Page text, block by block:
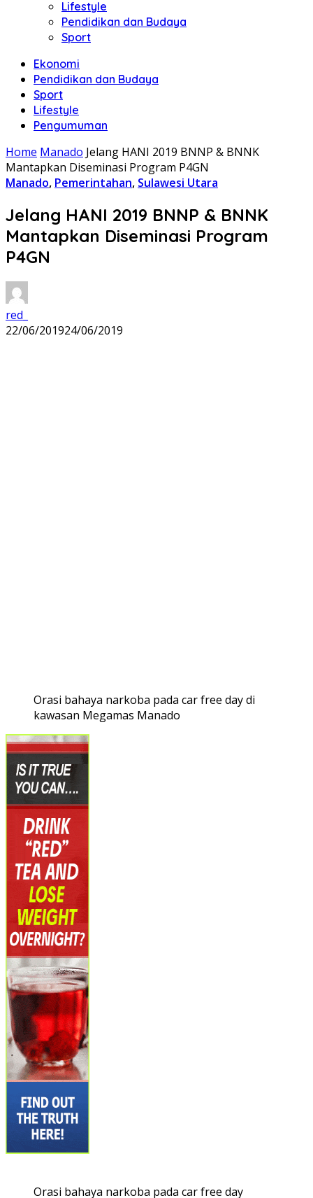
Lifestyle
Pendidikan dan Budaya
Sport
Ekonomi
Pendidikan dan Budaya
Sport
Lifestyle
Pengumuman
Home Manado Jelang HANI 2019 BNNP & BNNK
Mantapkan Diseminasi Program P4GN
Manado, Pemerintahan, Sulawesi Utara
Jelang HANI 2019 BNNP & BNNK
Mantapkan Diseminasi Program
P4GN
red_
22/06/201924/06/2019
Orasi bahaya narkoba pada car free day di
kawasan Megamas Manado
Orasi bahaya narkoba pada car free day